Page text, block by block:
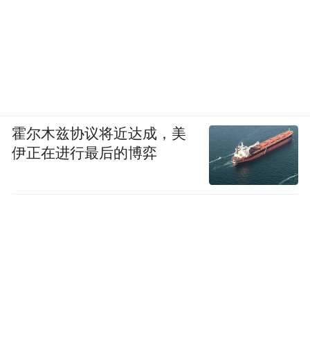
霍尔木兹协议将近达成，美
伊正在进行最后的博弈